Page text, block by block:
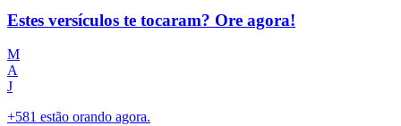
Estes versículos te tocaram? Ore agora!
M
A
J
+581 estão orando agora.